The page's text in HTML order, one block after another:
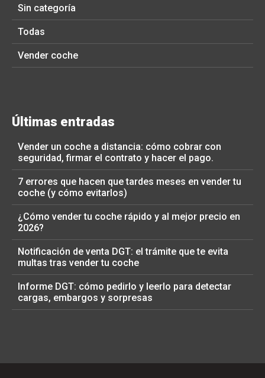
Sin categoría
Todas
Vender coche
Últimas entradas
Vender un coche a distancia: cómo cobrar con
seguridad, firmar el contrato y hacer el pago.
7 errores que hacen que tardes meses en vender tu
coche (y cómo evitarlos)
¿Cómo vender tu coche rápido y al mejor precio en
2026?
Notificación de venta DGT: el trámite que te evita
multas tras vender tu coche
Informe DGT: cómo pedirlo y leerlo para detectar
cargas, embargos y sorpresas